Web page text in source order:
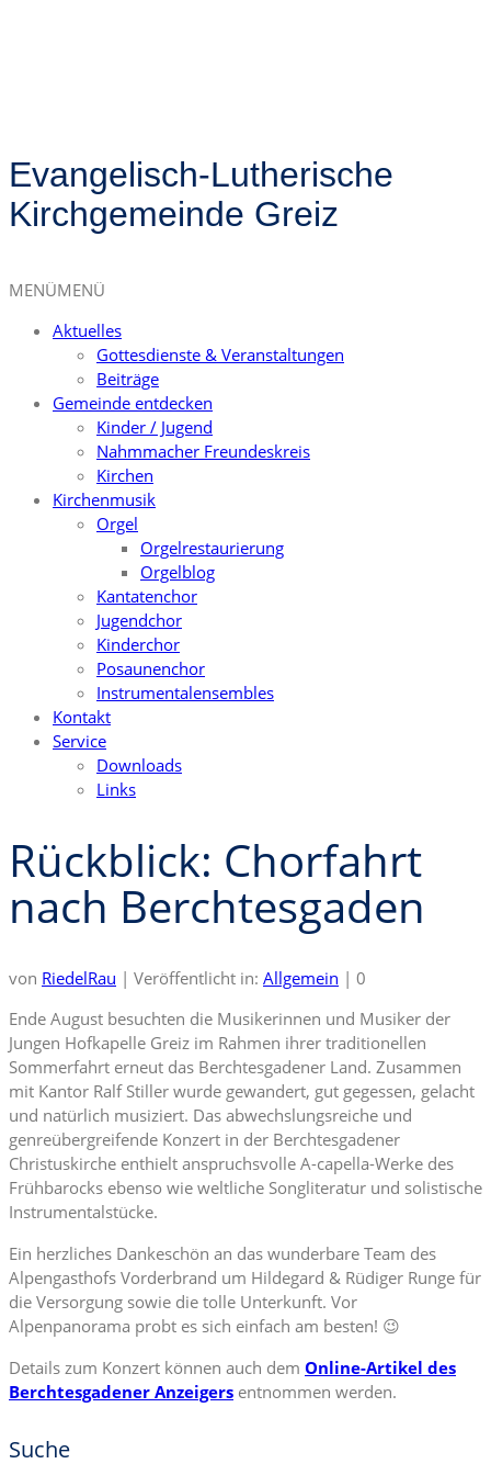
Evangelisch-Lutherische
Kirchgemeinde Greiz
MENÜMENÜ
Aktuelles
Gottesdienste & Veranstaltungen
Beiträge
Gemeinde entdecken
Kinder / Jugend
Nahmmacher Freundeskreis
Kirchen
Kirchenmusik
Orgel
Orgelrestaurierung
Orgelblog
Kantatenchor
Jugendchor
Kinderchor
Posaunenchor
Instrumentalensembles
Kontakt
Service
Downloads
Links
Rückblick: Chorfahrt
nach Berchtesgaden
von RiedelRau | Veröffentlicht in: Allgemein | 0
Ende August besuchten die Musikerinnen und Musiker der
Jungen Hofkapelle Greiz im Rahmen ihrer traditionellen
Sommerfahrt erneut das Berchtesgadener Land. Zusammen
mit Kantor Ralf Stiller wurde gewandert, gut gegessen, gelacht
und natürlich musiziert. Das abwechslungsreiche und
genreübergreifende Konzert in der Berchtesgadener
Christuskirche enthielt anspruchsvolle A-capella-Werke des
Frühbarocks ebenso wie weltliche Songliteratur und solistische
Instrumentalstücke.
Ein herzliches Dankeschön an das wunderbare Team des
Alpengasthofs Vorderbrand um Hildegard & Rüdiger Runge für
die Versorgung sowie die tolle Unterkunft. Vor
Alpenpanorama probt es sich einfach am besten! 😉
Details zum Konzert können auch dem Online-Artikel des
Berchtesgadener Anzeigers entnommen werden.
Suche